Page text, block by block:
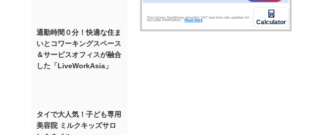
通勤時間０分！快適な住ま
いとコワーキングスペース
＆サービスオフィスが融合
した「LiveWorkAsia」
タイで大人気！子ども専用
美容院 ミルクキッズサロ